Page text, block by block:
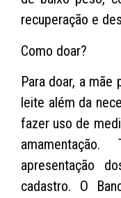
recuperação e
Como doar?
Para doar, a mãe
leite além da
fazer uso de
apresentação
cadastro. O